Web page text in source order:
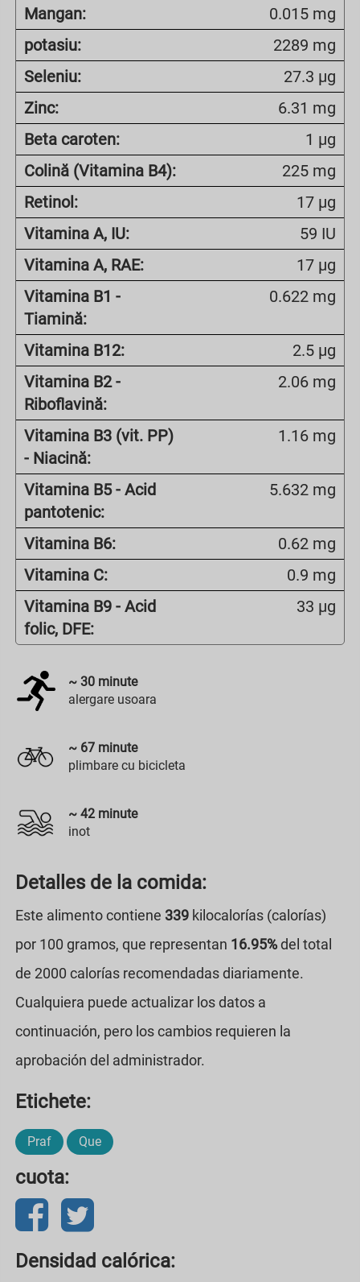
Mangan:
0.015 mg
potasiu:
2289 mg
Seleniu:
27.3 µg
Zinc:
6.31 mg
Beta caroten:
1 µg
Colină (Vitamina B4):
225 mg
Retinol:
17 µg
Vitamina A, IU:
59 IU
Vitamina A, RAE:
17 µg
Vitamina B1 -
Tiamină:
0.622 mg
Vitamina B12:
2.5 µg
Vitamina B2 -
Riboflavină:
2.06 mg
Vitamina B3 (vit. PP)
- Niacină:
1.16 mg
Vitamina B5 - Acid
pantotenic:
5.632 mg
Vitamina B6:
0.62 mg
Vitamina C:
0.9 mg
Vitamina B9 - Acid
folic, DFE:
33 µg
~ 30 minute
alergare usoara
~ 67 minute
plimbare cu bicicleta
~ 42 minute
inot
Detalles de la comida:
Este alimento contiene 339 kilocalorías (calorías)
por 100 gramos, que representan 16.95%del total
de 2000 calorías recomendadas diariamente.
Cualquiera puede actualizar los datos a
continuación, pero los cambios requieren la
aprobación del administrador.
Etichete:
Praf Que
cuota:
Densidad calórica: